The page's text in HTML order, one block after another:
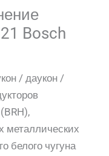
Bosch
/ даукон /
металлических
белого чугуна